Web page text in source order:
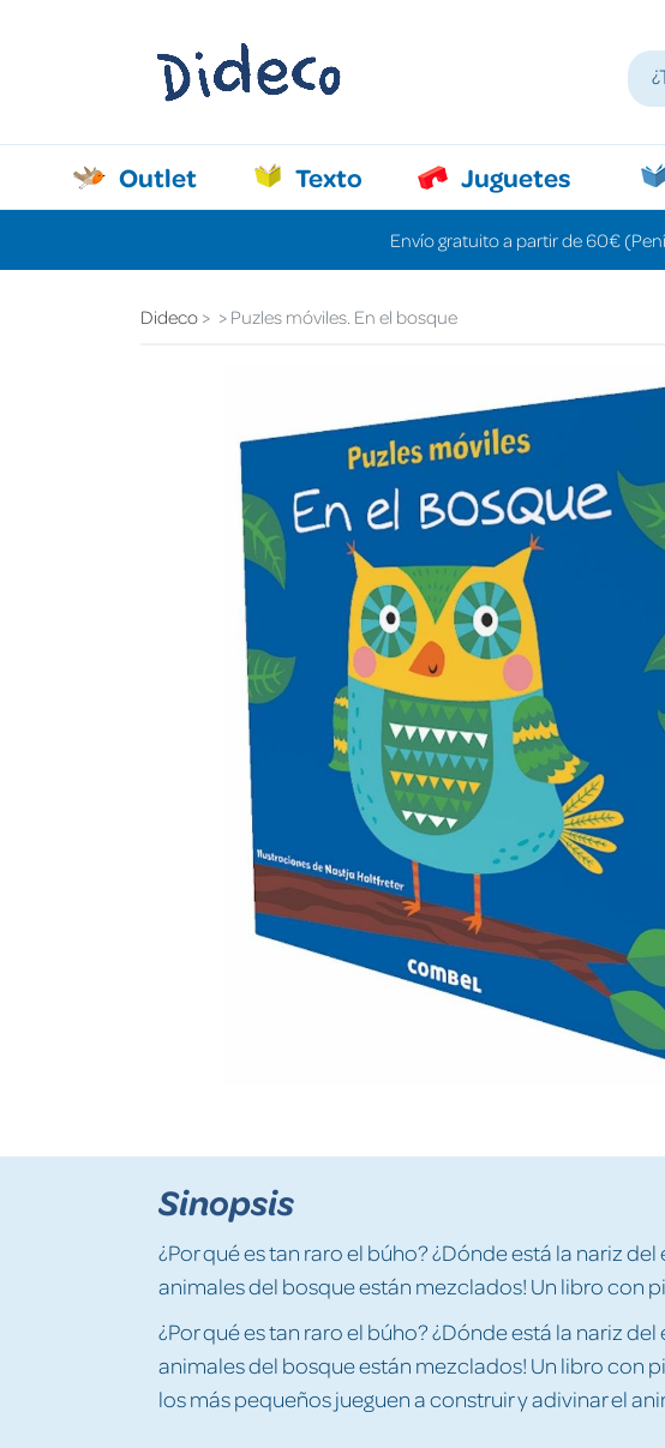
Outlet Texto Juguetes
Envío gratuito a partir de 60€
Dideco Puzles móviles. En el bosque
Sinopsis
¿Por qué es tan raro el búho? ¿Dónde está la nariz del
animales del bosque están mezclados! Un libro con
¿Por qué es tan raro el búho? ¿Dónde está la nariz del
animales del bosque están mezclados! Un libro con
los más pequeños jueguen a construir y adivinar el